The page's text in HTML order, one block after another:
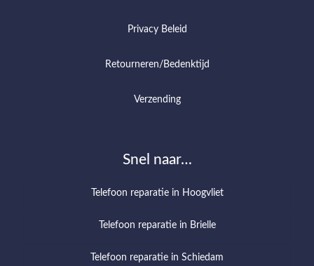
Privacy Beleid
Retourneren/Bedenktijd
Verzending
Snel naar…
Telefoon reparatie in Hoogvliet
Telefoon reparatie in Brielle
Telefoon reparatie in Schiedam